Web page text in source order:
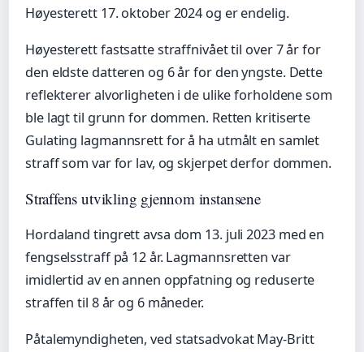
Høyesterett 17. oktober 2024 og er endelig.
Høyesterett fastsatte straffnivået til over 7 år for
den eldste datteren og 6 år for den yngste. Dette
reflekterer alvorligheten i de ulike forholdene som
ble lagt til grunn for dommen. Retten kritiserte
Gulating lagmannsrett for å ha utmålt en samlet
straff som var for lav, og skjerpet derfor dommen.
Straffens utvikling gjennom instansene
Hordaland tingrett avsa dom 13. juli 2023 med en
fengselsstraff på 12 år. Lagmannsretten var
imidlertid av en annen oppfatning og reduserte
straffen til 8 år og 6 måneder.
Påtalemyndigheten, ved statsadvokat May-Britt